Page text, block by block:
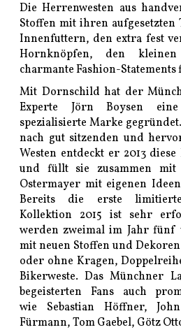
Die Herrenwesten aus
Stoffen mit ihren aufgesetzten
Innenfuttern, den extra fest
Hornknöpfen, den
charmante Fashion-
Mit Dornschild hat der
Experte Jörn Boysen
spezialisierte Marke
nach gut sitzenden und
Westen entdeckt er 2013
und füllt sie zusammen mit
Ostermayer mit eigenen
Bereits die erste
Kollektion 2015 ist sehr
werden zweimal im Jahr fünf
mit neuen Stoffen und
oder ohne Kragen,
Bikerweste. Das Münchner
begeisterten Fans auch
wie Sebastian Höffner,
Fürmann, Tom Gaebel, Götz